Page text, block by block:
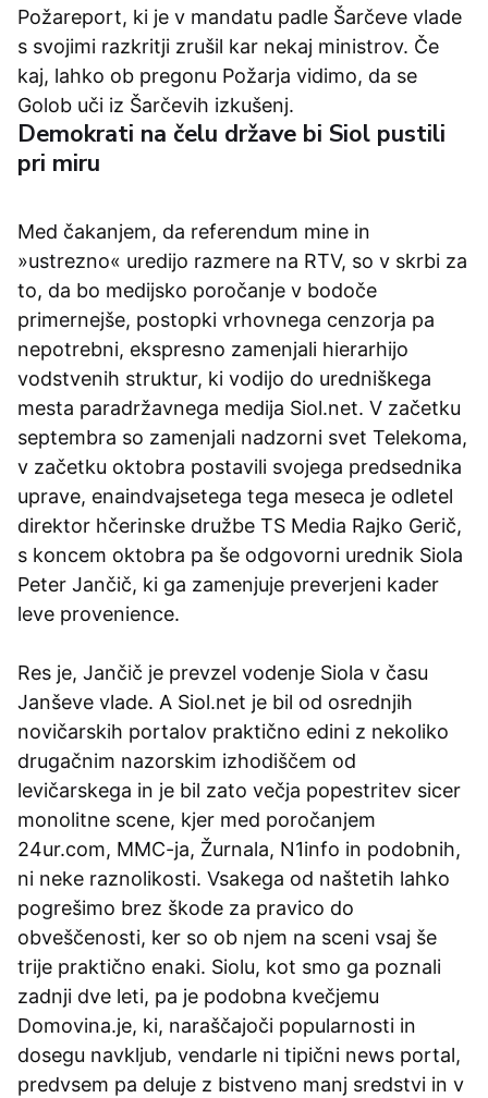
Požareport, ki je v mandatu padle Šarčeve vlade
s svojimi razkritji zrušil kar nekaj ministrov. Če
kaj, lahko ob pregonu Požarja vidimo, da se
Golob uči iz Šarčevih izkušenj.
Demokrati na čelu države bi Siol pustili
pri miru
Med čakanjem, da referendum mine in
»ustrezno« uredijo razmere na RTV, so v skrbi za
to, da bo medijsko poročanje v bodoče
primernejše, postopki vrhovnega cenzorja pa
nepotrebni, ekspresno zamenjali hierarhijo
vodstvenih struktur, ki vodijo do uredniškega
mesta paradržavnega medija Siol.net. V začetku
septembra so zamenjali nadzorni svet Telekoma,
v začetku oktobra postavili svojega predsednika
uprave, enaindvajsetega tega meseca je odletel
direktor hčerinske družbe TS Media Rajko Gerič,
s koncem oktobra pa še odgovorni urednik Siola
Peter Jančič, ki ga zamenjuje preverjeni kader
leve provenience.
Res je, Jančič je prevzel vodenje Siola v času
Janševe vlade. A Siol.net je bil od osrednjih
novičarskih portalov praktično edini z nekoliko
drugačnim nazorskim izhodiščem od
levičarskega in je bil zato večja popestritev sicer
monolitne scene, kjer med poročanjem
24ur.com, MMC-ja, Žurnala, N1info in podobnih,
ni neke raznolikosti. Vsakega od naštetih lahko
pogrešimo brez škode za pravico do
obveščenosti, ker so ob njem na sceni vsaj še
trije praktično enaki. Siolu, kot smo ga poznali
zadnji dve leti, pa je podobna kvečjemu
Domovina.je, ki, naraščajoči popularnosti in
dosegu navkljub, vendarle ni tipični news portal,
predvsem pa deluje z bistveno manj sredstvi in v